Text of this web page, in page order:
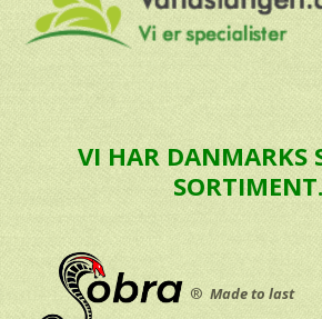
VI HAR DANMARKS
SORTIMENT.
® Made to last